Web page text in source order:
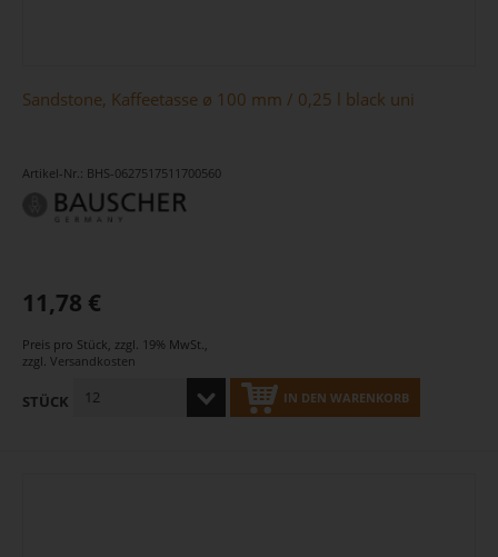
Sandstone, Kaffeetasse ø 100 mm / 0,25 l black uni
Artikel-Nr.: BHS-0627517511700560
11,78 €
Preis pro Stück zzgl. 19% MwSt.
zzgl. Versandkosten
STÜCK IN DEN WARENKORB